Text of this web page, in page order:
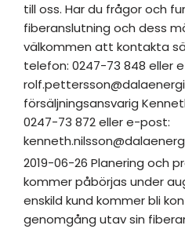
till oss. Har du frågor och
fiberanslutning och dess
välkommen att kontakta
telefon: 0247-73 848 eller
försäljningsansvarig
0247-73 872 eller e-post:
2019-06-26 Planering och
kommer påbörjas under
enskild kund kommer bli
genomgång utav sin